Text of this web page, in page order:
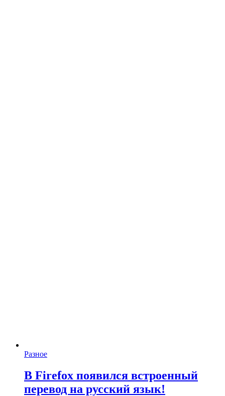
Разное
В Firefox появился встроенный
перевод на русский язык!